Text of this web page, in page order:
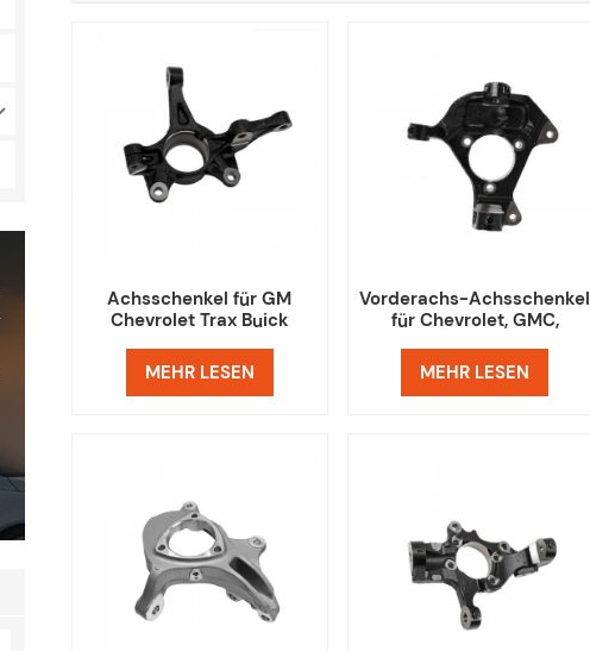
Achsschenkel für GM
Chevrolet Trax Buick
MEHR LESEN
Vorderachs-Achsschenkel
für Chevrolet, GMC,
22912209
MEHR LESEN